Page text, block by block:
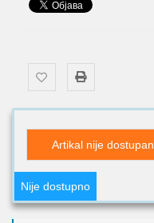
Artikal nije dostupan
Nije dostupno